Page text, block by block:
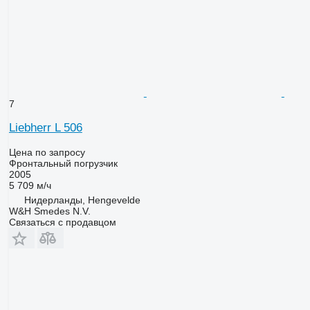
7
Liebherr L 506
Цена по запросу
Фронтальный погрузчик
2005
5 709 м/ч
Нидерланды, Hengevelde
W&H Smedes N.V.
Связаться с продавцом